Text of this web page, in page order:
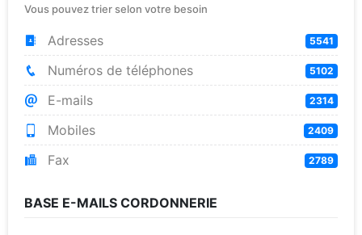
Vous pouvez trier selon votre besoin
Adresses 5541
Numéros de téléphones 5102
E-mails 2314
Mobiles 2409
Fax 2789
BASE E-MAILS CORDONNERIE